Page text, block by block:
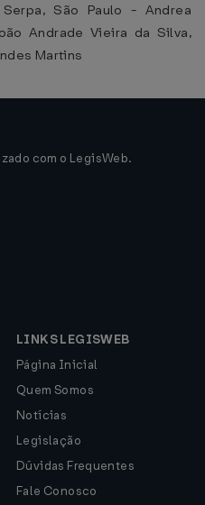
São Paulo - Andrea
Andrade Vieira da Silva,
Martins
com o LegisWeb.
LINKS LEGISWEB
Página Inicial
Quem Somos
Notícias
Legislação
Dúvidas Frequentes
Fale Conosco